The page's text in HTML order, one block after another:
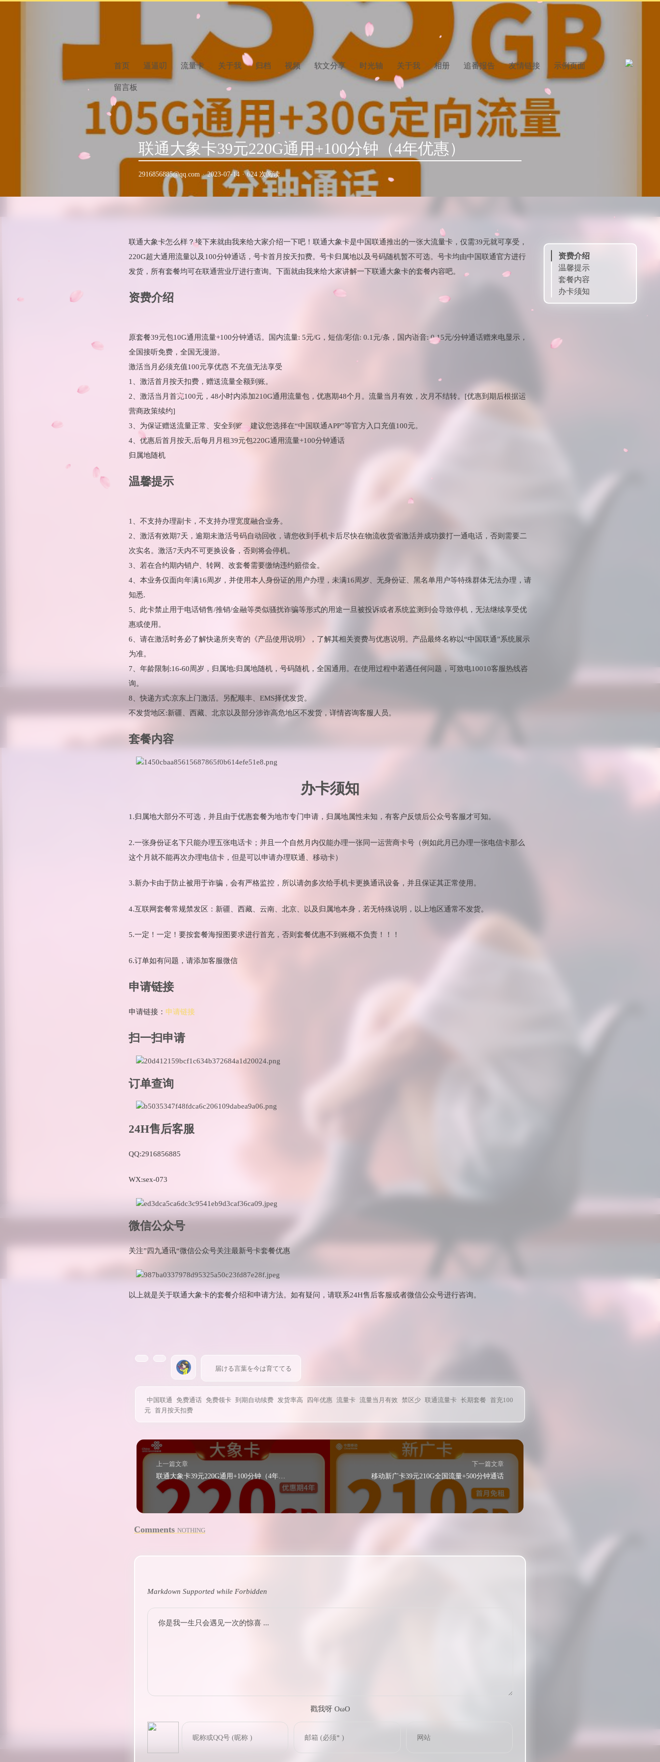
首页 逼逼叨 流量卡 关于我 归档 视频 软文分享 时光轴 关于我 相册 追番报告 友情链接 示例页面
留言板
联通大象卡39元220G通用+100分钟（4年优惠）
2916856885@qq.com · 2023-07-14 · 624 次阅读
联通大象卡怎么样？接下来就由我来给大家介绍一下吧！联通大象卡是中国联通推出的一张大流量卡，仅需39元就可享受，
220G超大通用流量以及100分钟通话，号卡首月按天扣费。号卡归属地以及号码随机暂不可选。号卡均由中国联通官方进行
发货，所有套餐均可在联通营业厅进行查询。下面就由我来给大家讲解一下联通大象卡的套餐内容吧。
资费介绍
原套餐39元包10G通用流量+100分钟通话。国内流量: 5元/G，短信/彩信: 0.1元/条，国内语音: 0.15元/分钟通话赠来电显示，
全国接听免费，全国无漫游。
激活当月必须充值100元享优惠 不充值无法享受
1、激活首月按天扣费，赠送流量全额到账。
2、激活当月首充100元，48小时内添加210G通用流量包，优惠期48个月。流量当月有效，次月不结转。[优惠到期后根据运
营商政策续约]
3、为保证赠送流量正常、安全到账，建议您选择在“中国联通APP”等官方入口充值100元。
4、优惠后首月按天,后每月月租39元包220G通用流量+100分钟通话
归属地随机
温馨提示
1、不支持办理副卡，不支持办理宽度融合业务。
2、激活有效期7天，逾期未激活号码自动回收，请您收到手机卡后尽快在物流收货省激活并成功拨打一通电话，否则需要二
次实名。激活7天内不可更换设备，否则将会停机。
3、若在合约期内销户、转网、改套餐需要缴纳违约赔偿金。
4、本业务仅面向年满16周岁，并使用本人身份证的用户办理，未满16周岁、无身份证、黑名单用户等特殊群体无法办理，请
知悉.
5、此卡禁止用于电话销售/推销/金融等类似骚扰诈骗等形式的用途一旦被投诉或者系统监测到会导致停机，无法继续享受优
惠或使用。
6、请在激活时务必了解快递所夹寄的《产品使用说明》，了解其相关资费与优惠说明。产品最终名称以“中国联通”系统展示
为准。
7、年龄限制:16-60周岁，归属地:归属地随机，号码随机，全国通用。在使用过程中若遇任何问题，可致电10010客服热线咨
询。
8、快递方式:京东上门激活。另配顺丰、EMS择优发货。
不发货地区:新疆、西藏、北京以及部分涉诈高危地区不发货，详情咨询客服人员。
套餐内容
办卡须知
1.归属地大部分不可选，并且由于优惠套餐为地市专门申请，归属地属性未知，有客户反馈后公众号客服才可知。
2.一张身份证名下只能办理五张电话卡；并且一个自然月内仅能办理一张同一运营商卡号（例如此月已办理一张电信卡那么
这个月就不能再次办理电信卡，但是可以申请办理联通、移动卡）
3.新办卡由于防止被用于诈骗，会有严格监控，所以请勿多次给手机卡更换通讯设备，并且保证其正常使用。
4.互联网套餐常规禁发区：新疆、西藏、云南、北京、以及归属地本身，若无特殊说明，以上地区通常不发货。
5.一定！一定！要按套餐海报图要求进行首充，否则套餐优惠不到账概不负责！！！
6.订单如有问题，请添加客服微信
申请链接
申请链接： 申请链接
扫一扫申请
订单查询
24H售后客服
QQ:2916856885
WX:sex-073
微信公众号
关注”四九通讯“微信公众号关注最新号卡套餐优惠
以上就是关于联通大象卡的套餐介绍和申请方法。如有疑问，请联系24H售后客服或者微信公众号进行咨询。
届ける言葉を今は育ててる
中国联通 免费通话 免费领卡 到期自动续费 发货率高 四年优惠 流量卡 流量当月有效 禁区少 联通流量卡 长期套餐
首充100
元 首月按天扣费
资费介绍
温馨提示
套餐内容
办卡须知
申请链接
上一篇文章
联通大象卡39元220G通用+100分钟（4年优惠）
下一篇文章
移动新广卡39元210G全国流量+500分钟通话
Comments NOTHING
Markdown Supported while Forbidden
你是我一生只会遇见一次的惊喜 ...
戳我呀 OωO